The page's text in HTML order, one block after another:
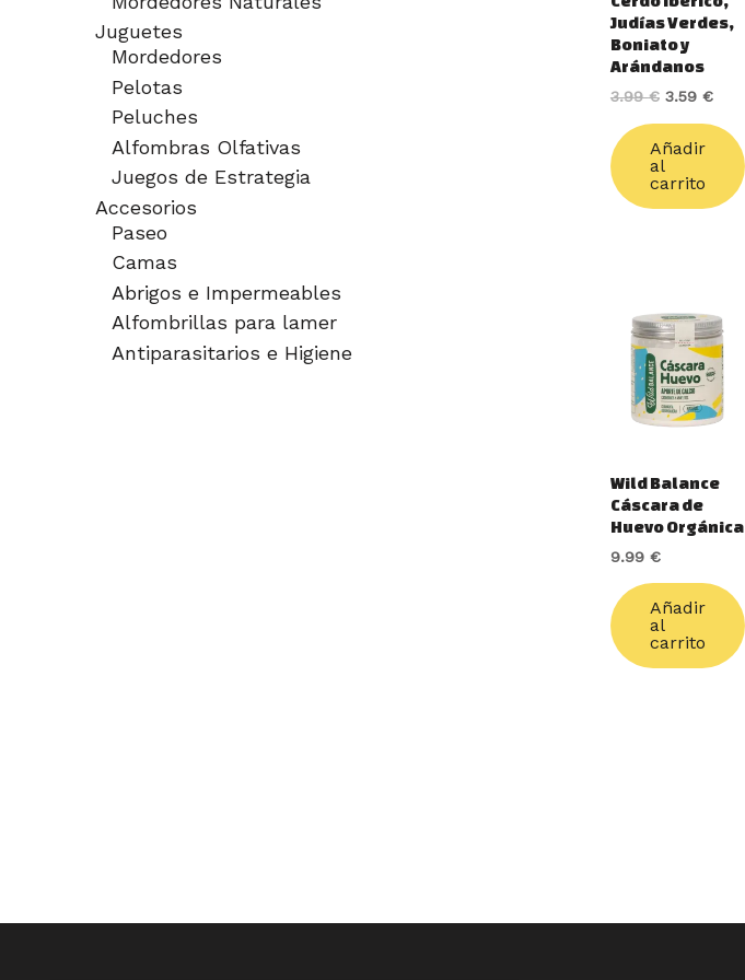
Juguetes
Mordedores
Pelotas
Peluches
Alfombras Olfativas
Juegos de Estrategia
Accesorios
Paseo
Camas
Abrigos e Impermeables
Alfombrillas para lamer
Antiparasitarios e Higiene
Judías Verdes,
Boniato y
Arándanos
3.99€ 3.59 €
Añadir
al
carrito
Wild Balance
Cáscara de
Huevo Orgánica
9.99 €
Añadir
al
carrito